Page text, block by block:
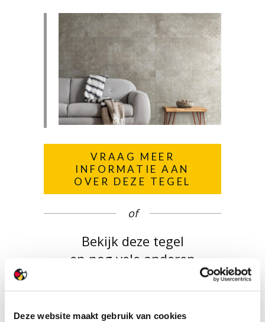
Deze website maakt gebruik van cookies
VRAAG MEER
INFORMATIE AAN
OVER DEZE TEGEL
of
Bekijk deze tegel
- en nog vele anderen -